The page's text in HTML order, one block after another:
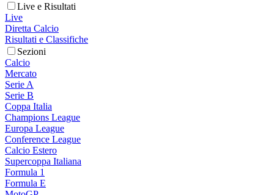
Live e Risultati
Live
Diretta Calcio
Risultati e Classifiche
Sezioni
Calcio
Mercato
Serie A
Serie B
Coppa Italia
Champions League
Europa League
Conference League
Calcio Estero
Supercoppa Italiana
Formula 1
Formula E